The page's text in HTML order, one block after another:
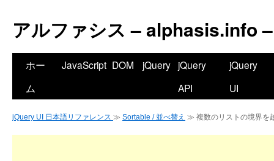
アルファシス – alphasis.info –
ホー
ム
JavaScript DOM jQuery jQuery
API
jQuery
UI
jQuery UI 日本語リファレンス ≫ Sortable / 並べ替え ≫ 複数のリストの境界を